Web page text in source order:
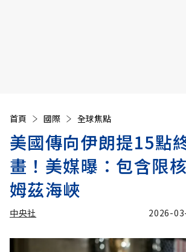
首頁 國際 全球焦點
美國傳向伊朗提15點
畫！美媒曝：包含限
姆茲海峽
中央社 2026-